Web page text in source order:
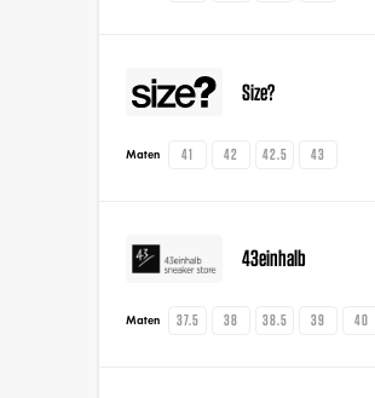
Size?
Maten 41 42 42.5 43
43einhalb
Maten 37.5 38 38.5 39 40